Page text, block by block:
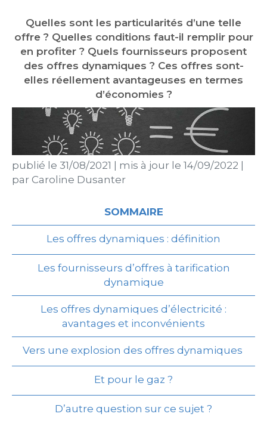
Quelles sont les particularités d’une telle
offre ? Quelles conditions faut-il remplir pour
en profiter ? Quels fournisseurs proposent
des offres dynamiques ? Ces offres sont-
elles réellement avantageuses en termes
d’économies ?
publié le 31/08/2021 mis à jour le 14/09/2022
par Caroline Dusanter
SOMMAIRE
Les offres dynamiques : définition
Les fournisseurs d’offres à tarification
dynamique
Les offres dynamiques d’électricité :
avantages et inconvénients
Vers une explosion des offres dynamiques
Et pour le gaz ?
D’autre question sur ce sujet ?